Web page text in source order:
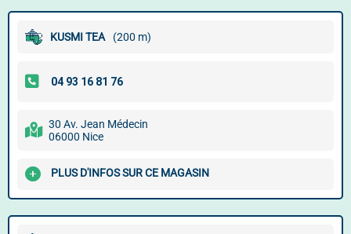
KUSMI TEA (200 m)
30 Av. Jean Médecin
06000 Nice
PLUS D'INFOS SUR CE MAGASIN